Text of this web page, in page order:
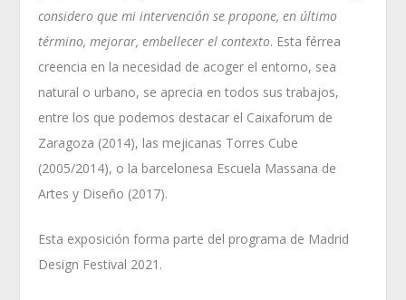
considero que mi intervención se propone, en último
término, mejorar, embellecer el contexto. Esta férrea
creencia en la necesidad de acoger el entorno, sea
natural o urbano, se aprecia en todos sus trabajos,
entre los que podemos destacar el Caixaforum de
Zaragoza (2014), las mejicanas Torres Cube
(2005/2014), o la barcelonesa Escuela Massana de
Artes y Diseño (2017).
Esta exposición forma parte del programa de Madrid
Design Festival 2021.